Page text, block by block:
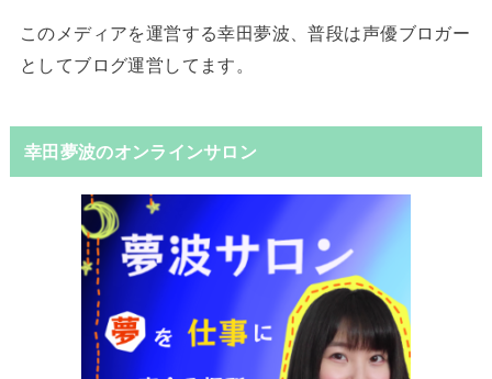
このメディアを運営する幸田夢波、普段は声優ブロガー
としてブログ運営してます。
幸田夢波のオンラインサロン